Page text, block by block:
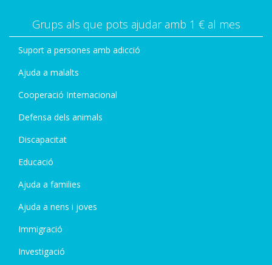
Grups als que pots ajudar amb 1 € al mes
Suport a persones amb adicció
Ajuda a malalts
Cooperació Internacional
Defensa dels animals
Discapacitat
Educació
Ajuda a families
Ajuda a nens i joves
Immigració
Investigació